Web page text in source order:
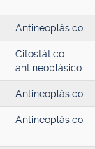
Antineoplásico
Citostático
antineoplásico
Antineoplásico
Antineoplásico